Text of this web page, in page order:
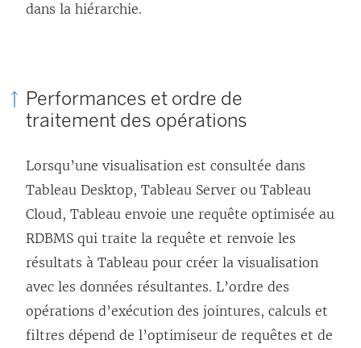
dans la hiérarchie.
Performances et ordre de
traitement des opérations
Lorsqu’une visualisation est consultée dans
Tableau Desktop, Tableau Server ou Tableau
Cloud, Tableau envoie une requête optimisée au
RDBMS qui traite la requête et renvoie les
résultats à Tableau pour créer la visualisation
avec les données résultantes. L’ordre des
opérations d’exécution des jointures, calculs et
filtres dépend de l’optimiseur de requêtes et de